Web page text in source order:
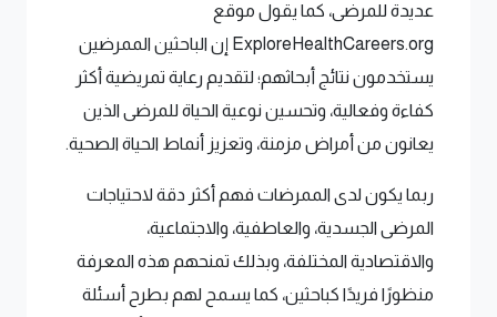
عديدة للمرضى، كما يقول موقع
ExploreHealthCareers.org إن الباحثين الممرضين
يستخدمون نتائج أبحاثهم؛ لتقديم رعاية تمريضية أكثر
كفاءة وفعالية، وتحسين نوعية الحياة للمرضى الذين
يعانون من أمراض مزمنة، وتعزيز أنماط الحياة الصحية.
ربما يكون لدى الممرضات فهم أكثر دقة لاحتياجات
المرضى الجسدية، والعاطفية، والاجتماعية،
والاقتصادية المختلفة، وبذلك تمنحهم هذه المعرفة
منظورًا فريدًا كباحثين، كما يسمح لهم بطرح أسئلة